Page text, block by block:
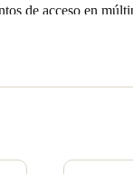
de acceso en
precisión y